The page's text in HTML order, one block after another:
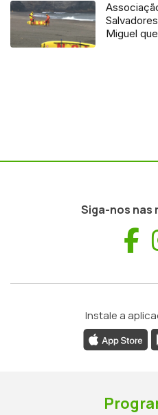
Miguel
Siga-nos nas
Instale a